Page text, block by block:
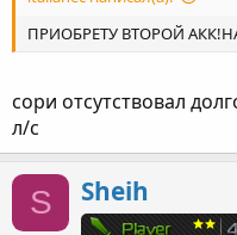
ПРИОБРЕТУ ВТОРОЙ
сори отсутствовал
л/с
S Sheih